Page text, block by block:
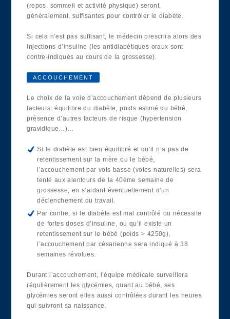
(repos, sommeil et activité physique) seront,
généralement, suffisantes pour contrôler le diabète.
Si cela n’est pas suffisant, le médecin prescrira alors des
injections d’insuline (les antidiabétiques oraux sont
contre-indiqués au cours de la grossesse).
ACCOUCHEMENT
Le choix de la voie d’accouchement dépend de plusieurs
facteurs: équilibre du diabète, poids estimé du bébé,
présence d’autres facteurs de risque (hypertension
gravidique…)…
Si le diabète est bien équilibré et qu’il n’a pas de
retentissement sur la mère ou le bébé,
l’accouchement par vois basse (voies naturelles) sera
tenté aux alentours de la 40ème semaine de
grossesse, en s’aidant éventuellement d’un
déclenchement du travail.
Par contre, si le diabète est mal contrôlé ou nécessite
de fortes doses d’insuline, ou qu’il existe un
retentissement sur le bébé (poids > 4250g),
l’accouchement par césarienne sera indiqué à 38
semaines révolues.
Durant l’accouchement, l’équipe médicale surveillera
régulièrement les glycémies, quant au bébé, ses
glycémies seront elles aussi contrôlées durant les heures
qui suivront sa naissance.